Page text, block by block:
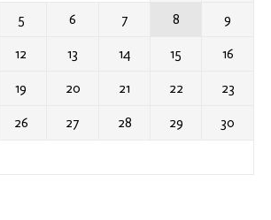
5 6 7 8 9
12 13 14 15 16
19 20 21 22 23
26 27 28 29 30